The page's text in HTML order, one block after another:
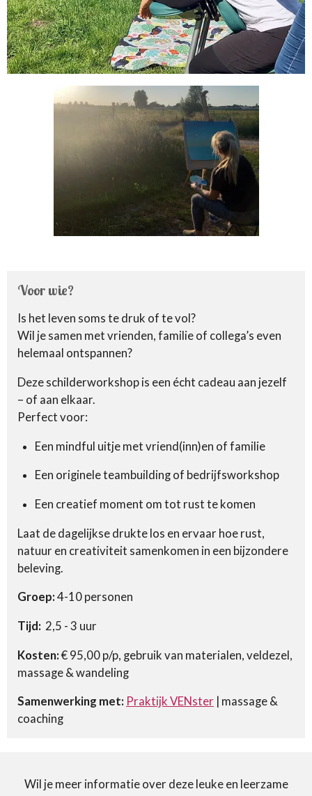
Voor wie?
Is het leven soms te druk of te vol?
Wil je samen met vrienden, familie of collega’s even
helemaal ontspannen?
Deze schilderworkshop is een écht cadeau aan jezelf
– of aan elkaar.
Perfect voor:
Een mindful uitje met vriend(inn)en of familie
Een originele teambuilding of bedrijfsworkshop
Een creatief moment om tot rust te komen
Laat de dagelijkse drukte los en ervaar hoe rust,
natuur en creativiteit samenkomen in een bijzondere
beleving.
Groep: 4-10 personen
Tijd: 2,5 - 3 uur
Kosten: € 95,00 p/p, gebruik van materialen, veldezel,
massage & wandeling
Samenwerking met: Praktijk VENster | massage &
coaching
Wil je meer informatie over deze leuke en leerzame